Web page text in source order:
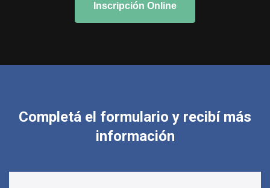
Inscripción Online
Completá el formulario y recibí más
información